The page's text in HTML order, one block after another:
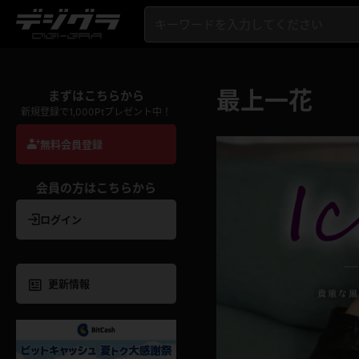
まずはこちらから
新規登録で1,000Ptプレゼント中！
無料会員登録
会員の方はこちらから
ログイン
更新情報
最上一花